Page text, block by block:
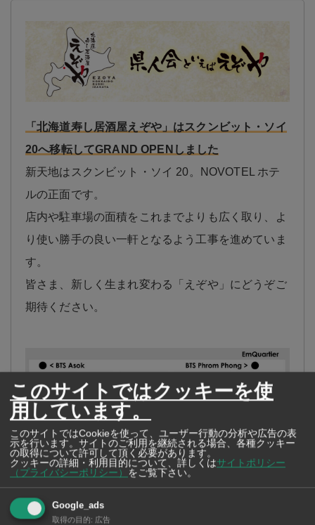
「北海道寿し居酒屋えぞや」はスクンビット・ソイ
20へ移転してGRAND OPENしました
新天地はスクンビット・ソイ 20。NOVOTEL ホテ
ルの正面です。
店内や駐車場の面積をこれまでよりも広く取り、よ
り使い勝手の良い一軒となるよう工事を進めていま
す。
皆さま、新しく生まれ変わる「えぞや」にどうぞご
期待ください。
このサイトではクッキーを使
用しています。
このサイトではCookieを使って、ユーザー行動の分析や広告の表
示を行います。サイトのご利用を継続される場合、各種クッキー
の取得について許可して頂く必要があります。
クッキーの詳細・利用目的について、詳しくはサイトポリシー
（プライバシーポリシー）
をご覧下さい。
Google_ads
取得の目的: 広告